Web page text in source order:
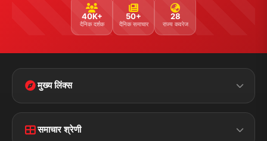
40K+
दैनिक दर्शक
50+
दैनिक समाचार
28
राज्य कवरेज
मुख्य लिंक्स
Home Contact Us
समाचार श्रेणी